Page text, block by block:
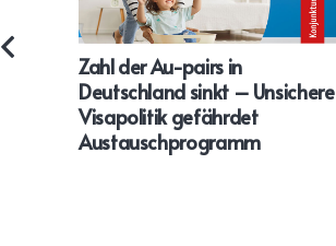
Zahl der Au-pairs in
Deutschland sinkt – Unsichere
Visapolitik gefährdet
Austauschprogramm